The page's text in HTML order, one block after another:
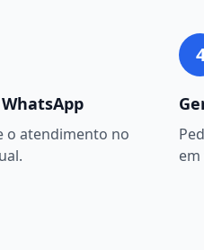
o atendimento no